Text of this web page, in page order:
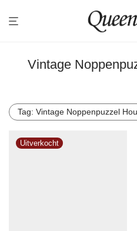
Vintage
Tag: Vintage Noppenpuzzel